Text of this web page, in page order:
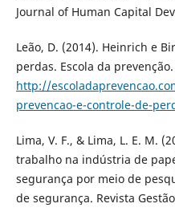
Journal of Human Capital
Leão, D. (2014). Heinrich e
perdas. Escola da
http://
prevencao-e-controle-de-
Lima, V. F., & Lima, L. E. M.
trabalho na indústria de
segurança por meio de
de segurança. Revista